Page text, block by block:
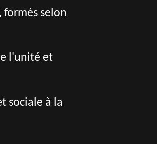
formés selon
l'unité et
sociale à la